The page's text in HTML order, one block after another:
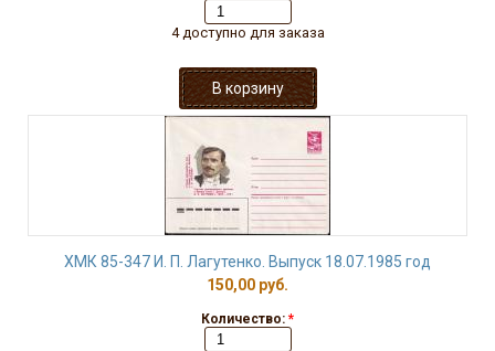
4 доступно для заказа
ХМК 85-347 И. П. Лагутенко. Выпуск 18.07.1985 год
150,00 руб.
Количество: *